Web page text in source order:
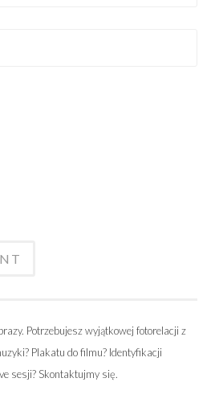
Potrzebujesz wyjątkowej fotorelacji z
Plakatu do filmu? Identyfikacji
sesji? Skontaktujmy się.